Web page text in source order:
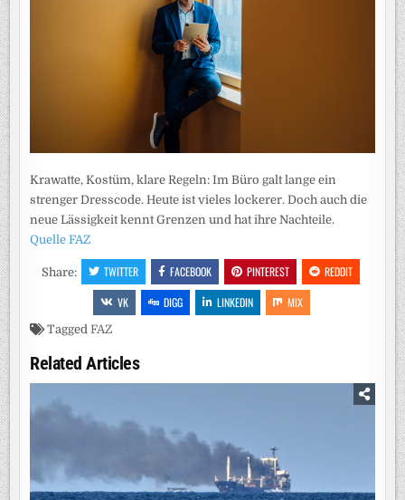
Krawatte, Kostüm, klare Regeln: Im Büro galt lange ein
strenger Dresscode. Heute ist vieles lockerer. Doch auch die
neue Lässigkeit kennt Grenzen und hat ihre Nachteile.
Quelle FAZ
Share: TWITTER FACEBOOK PINTEREST
REDDIT
VK
DIGG LINKEDIN MIX
TaggedFAZ
Related Articles